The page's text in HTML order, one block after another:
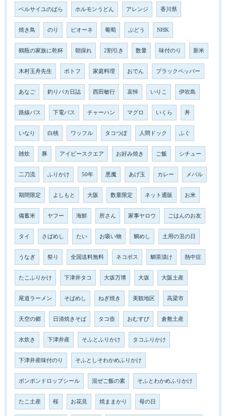
ベルサイユのばら ホルモンうどん アレンジ 香川県
焼き鳥 のり ピオーネ 葡萄 ぶどう NHK
鶴瓶の家族に乾杯 朝採れ 2割引き 数量 味付のり 新米
木村玉舟先生 ポトフ 家庭料理 おでん ブラックペッパー
あなご 釣りバカ日誌 西田敏行 哀悼 いりこ 伊吹島
路線バス 下電バス チャーハン マグロ いくら 丼
いなり 白桃 ワッフル タコつぼ 人間ドック ふぐ
雑炊 豚 アイビースクエア お好み焼き ご飯 シチュー
二刀流 ふりかけ 50年 悪魔 あげ玉 カレー メバル
期間限定 よしもと 大阪 数量限定 ネット通販 お米
備蓄米 ヤフー 海鮮 所さん 家事ヤロウ ごはんのお友
タイ さばめし たい お吸い物 鯛めし 土用の丑の日
うなぎ 祭り 全国送料無料 ネコポス 鯛茶漬け 熱中症
たこふりかけ 下津井タコ 大坂万博 大坂 大阪土産
尾道ラーメン そばめし ねぎ焼き 美観地区 高梁市
天空の郷 日清焼きそば タコ壺 おむすび 倉敷土産
水炊き 下津井産 そふとふりかけ タコふりかけ
下津井産味付のり そふとしそわかめふりかけ
ボンボンドロップシール 混ぜご飯の素 そふとわかめふりかけ
たこ土産 桜 お花見 焼ままかり 母の日